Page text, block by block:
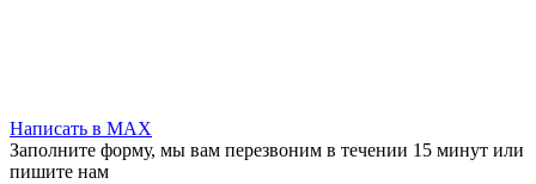
Написать в MAX
Заполните форму, мы вам перезвоним в течении 15 минут или
пишите нам